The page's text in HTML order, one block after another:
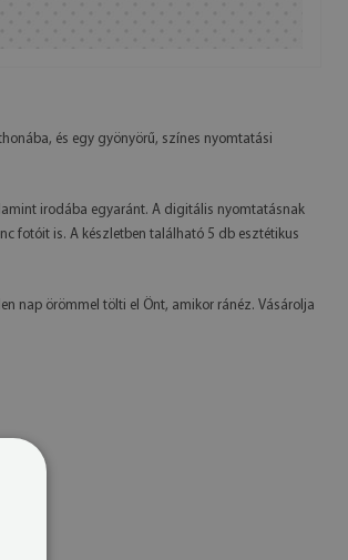
és egy gyönyörű, színes nyomtatási
irodába egyaránt. A digitális nyomtatásnak
fotóit is. A készletben található 5 db esztétikus
nap örömmel tölti el Önt, amikor ránéz. Vásárolja